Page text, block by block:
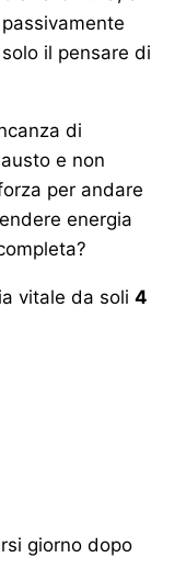
il pensare di
di
e non
per andare
energia
vitale da soli 4